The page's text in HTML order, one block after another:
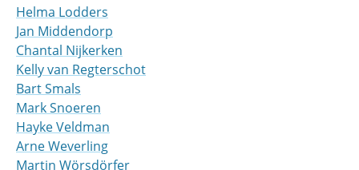
Helma­ Lodders
Jan Middendorp
Chantal Nijkerken
Kelly van Regterschot
Bart Smals
Mark Snoeren
Hayke Veldman
Arne Weverling
Martin Wörsdörfer